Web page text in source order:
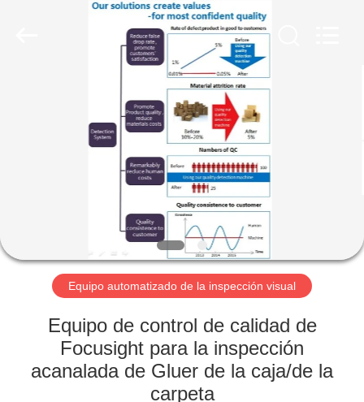
PRODUCTOS
NOSOTROS
VIAJE
FÁBRICA
Equipo automatizado de la inspección visual
Equipo de control de calidad de
Focusight para la inspección
acanalada de Gluer de la caja/de la
carpeta